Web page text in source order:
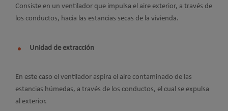
Consiste en un ventilador que impulsa el aire exterior, a través de
los conductos, hacia las estancias secas de la vivienda.
Unidad de extracción
En este caso el ventilador aspira el aire contaminado de las
estancias húmedas, a través de los conductos, el cual se expulsa
al exterior.